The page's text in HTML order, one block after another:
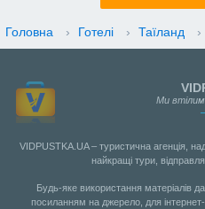
Головна › Готелі › Таїланд ›
Ми
VIDPUSTKA.UA – туристична агенція,
найкращі тури,
Будь-яке використання матеріалів
посиланням на джерело, для інтернет-